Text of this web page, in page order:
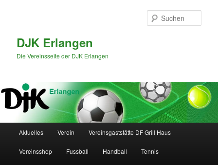
DJK Erlangen
Die Vereinsseite der DJK Erlangen
Aktuelles Verein Vereinsgaststätte DF Grill Haus
Vereinsshop Fussball Handball Tennis